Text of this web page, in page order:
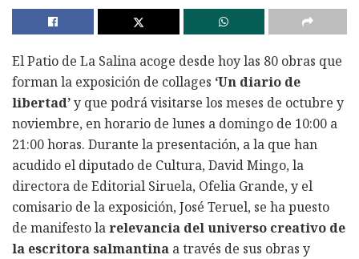
El Patio de La Salina acoge desde hoy las 80 obras que
forman la exposición de collages ‘Un diario de
libertad’y que podrá visitarse los meses de octubre y
noviembre, en horario de lunes a domingo de 10:00 a
21:00 horas. Durante la presentación, a la que han
acudido el diputado de Cultura, David Mingo, la
directora de Editorial Siruela, Ofelia Grande, y el
comisario de la exposición, José Teruel, se ha puesto
de manifesto larelevancia del universo creativo de
la escritora salmantina a través de sus obras y